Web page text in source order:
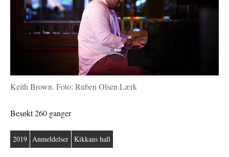
Keith Brown. Foto: Ruben Olsen Lærk
Besøkt 260 ganger
2019 Anmeldelser Kikkans hall